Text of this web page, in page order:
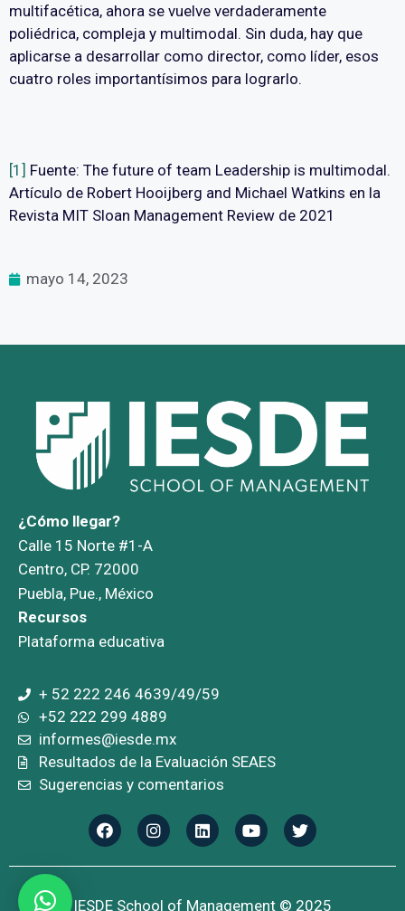
multifacética, ahora se vuelve verdaderamente
poliédrica, compleja y multimodal. Sin duda, hay que
aplicarse a desarrollar como director, como líder, esos
cuatro roles importantísimos para lograrlo.
[1] Fuente: The future of team Leadership is multimodal.
Artículo de Robert Hooijberg and Michael Watkins en la
Revista MIT Sloan Management Review de 2021
mayo 14, 2023
¿Cómo llegar?
Calle 15 Norte #1-A
Centro, CP. 72000
Puebla, Pue., México
Recursos
Plataforma educativa
+ 52 222 246 4639/49/59
+52 222 299 4889
informes@iesde.mx
Resultados de la Evaluación SEAES
Sugerencias y comentarios
IESDE School of Management © 2025